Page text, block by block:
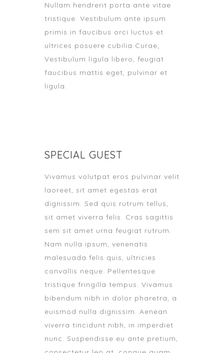
Nullam hendrerit porta ante vitae
tristique. Vestibulum ante ipsum
primis in faucibus orci luctus et
ultrices posuere cubilia Curae;
Vestibulum ligula libero, feugiat
faucibus mattis eget, pulvinar et
ligula.
SPECIAL GUEST
Vivamus volutpat eros pulvinar velit
laoreet, sit amet egestas erat
dignissim. Sed quis rutrum tellus,
sit amet viverra felis. Cras sagittis
sem sit amet urna feugiat rutrum.
Nam nulla ipsum, venenatis
malesuada felis quis, ultricies
convallis neque. Pellentesque
tristique fringilla tempus. Vivamus
bibendum nibh in dolor pharetra, a
euismod nulla dignissim. Aenean
viverra tincidunt nibh, in imperdiet
nunc. Suspendisse eu ante pretium,